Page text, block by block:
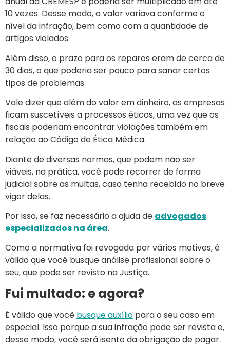
10 vezes. Desse modo, o valor variava conforme o
nível da infração, bem como com a quantidade de
artigos violados.
Além disso, o prazo para os reparos eram de cerca de
30 dias, o que poderia ser pouco para sanar certos
tipos de problemas.
Vale dizer que além do valor em dinheiro, as empresas
ficam suscetíveis a processos éticos, uma vez que os
fiscais poderiam encontrar violações também em
relação ao Código de Ética Médica.
Diante de diversas normas, que podem não ser
viáveis, na prática, você pode recorrer de forma
judicial sobre as multas, caso tenha recebido no breve
vigor delas.
Por isso, se faz necessário a ajuda de advogados
especializados na área.
Como a normativa foi revogada por vários motivos, é
válido que você busque análise profissional sobre o
seu, que pode ser revisto na Justiça.
Fui multado: e agora?
É válido que você busque auxílio para o seu caso em
especial. Isso porque a sua infração pode ser revista e,
desse modo, você será isento da obrigação de pagar.